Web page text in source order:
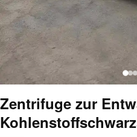
Zentrifuge zur